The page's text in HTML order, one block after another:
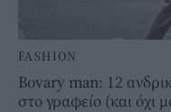
FASHION
Bovary man: 12
στο γραφείο (και όχι